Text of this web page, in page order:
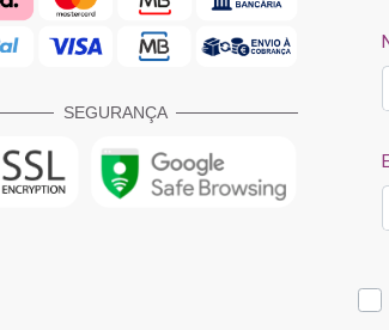
SEGURANÇA